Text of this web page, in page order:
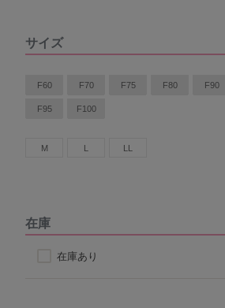
サイズ
F60 F70 F75 F80 F90
F95 F100
M L LL
在庫
在庫あり